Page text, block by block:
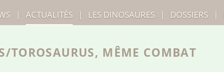
TOROSAURUS, MÊME COMBAT
| ACTUALITÉS | LES DINOSAURES | DOSSIERS |